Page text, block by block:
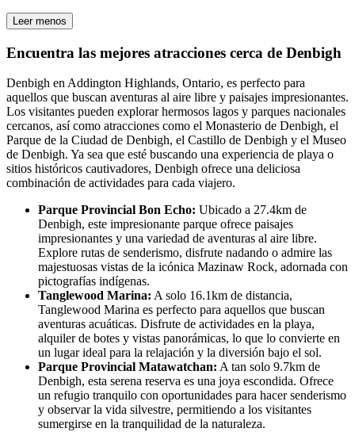
Leer menos
Encuentra las mejores atracciones cerca de Denbigh
Denbigh en Addington Highlands, Ontario, es perfecto para
aquellos que buscan aventuras al aire libre y paisajes impresionantes.
Los visitantes pueden explorar hermosos lagos y parques nacionales
cercanos, así como atracciones como el Monasterio de Denbigh, el
Parque de la Ciudad de Denbigh, el Castillo de Denbigh y el Museo
de Denbigh. Ya sea que esté buscando una experiencia de playa o
sitios históricos cautivadores, Denbigh ofrece una deliciosa
combinación de actividades para cada viajero.
Parque Provincial Bon Echo: Ubicado a 27.4km de
Denbigh, este impresionante parque ofrece paisajes
impresionantes y una variedad de aventuras al aire libre.
Explore rutas de senderismo, disfrute nadando o admire las
majestuosas vistas de la icónica Mazinaw Rock, adornada con
pictografías indígenas.
Tanglewood Marina: A solo 16.1km de distancia,
Tanglewood Marina es perfecto para aquellos que buscan
aventuras acuáticas. Disfrute de actividades en la playa,
alquiler de botes y vistas panorámicas, lo que lo convierte en
un lugar ideal para la relajación y la diversión bajo el sol.
Parque Provincial Matawatchan: A tan solo 9.7km de
Denbigh, esta serena reserva es una joya escondida. Ofrece
un refugio tranquilo con oportunidades para hacer senderismo
y observar la vida silvestre, permitiendo a los visitantes
sumergirse en la tranquilidad de la naturaleza.